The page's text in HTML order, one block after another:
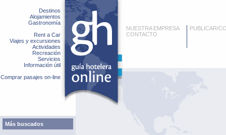
Destinos
Alojamientos
Gastronomía
Rent a Car
Viajes y excursiones
Actividades
Recreación
Servicios
Información útil
Comprar pasajes on-line
Más buscados
NUESTRA EMPRESA
CONTACTO
PUBLICAR/